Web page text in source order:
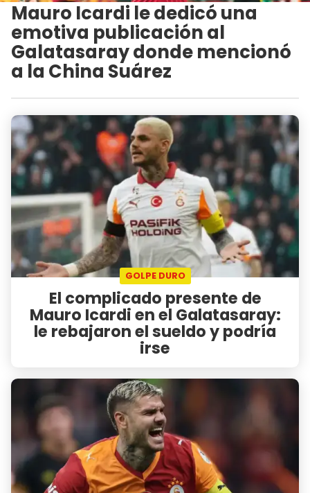
Mauro Icardi le dedicó una
emotiva publicación al
Galatasaray donde mencionó
a la China Suárez
GOLPE DURO
El complicado presente de
Mauro Icardi en el Galatasaray:
le rebajaron el sueldo y podría
irse